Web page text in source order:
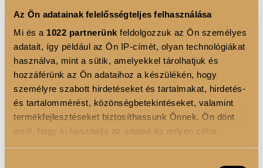
Az Ön adatainak felelősségteljes felhasználása
Mi és a 1022 partnerünk feldolgozzuk az Ön személyes
adatait, így például az Ön IP-címét, olyan technológiákat
használva, mint a sütik, amelyekkel tárolhatjuk és
hozzáférünk az Ön adataihoz a készülékén, hogy
személyre szabott hirdetéseket és tartalmakat, hirdetés-
és tartalommérést, közönségbetekintéseket, valamint
termékfejlesztéseket biztosíthassunk Önnek. Ön dönt
arról, hogy ki használja az adatait és milyen célra.
beilleszthető a mindennapjaidba.
kollagéntartalma, a hialuronsav és a hozzáadott
C-vitaminkombinált támogatás nyújt egyetlen
praktikus kiszerelésben. Ízesített változatai intenzív
ízélményt nyújtanak, miközben támogatják
szépséged és vitalitásod megőrzését.
TERMÉK ELŐNYÖK